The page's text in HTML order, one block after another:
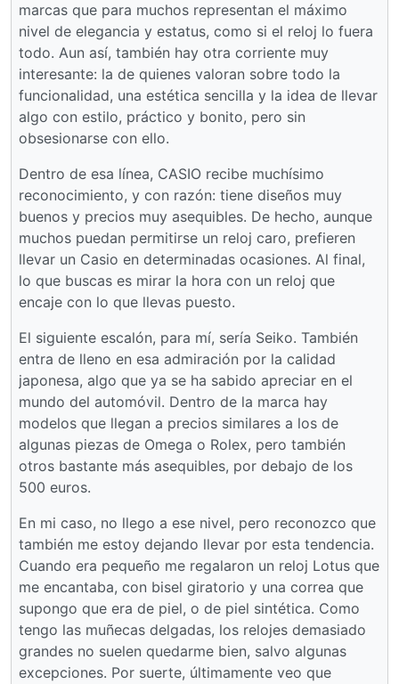
marcas que para muchos representan el máximo
nivel de elegancia y estatus, como si el reloj lo fuera
todo. Aun así, también hay otra corriente muy
interesante: la de quienes valoran sobre todo la
funcionalidad, una estética sencilla y la idea de llevar
algo con estilo, práctico y bonito, pero sin
obsesionarse con ello.
Dentro de esa línea, CASIO recibe muchísimo
reconocimiento, y con razón: tiene diseños muy
buenos y precios muy asequibles. De hecho, aunque
muchos puedan permitirse un reloj caro, prefieren
llevar un Casio en determinadas ocasiones. Al final,
lo que buscas es mirar la hora con un reloj que
encaje con lo que llevas puesto.
El siguiente escalón, para mí, sería Seiko. También
entra de lleno en esa admiración por la calidad
japonesa, algo que ya se ha sabido apreciar en el
mundo del automóvil. Dentro de la marca hay
modelos que llegan a precios similares a los de
algunas piezas de Omega o Rolex, pero también
otros bastante más asequibles, por debajo de los
500 euros.
En mi caso, no llego a ese nivel, pero reconozco que
también me estoy dejando llevar por esta tendencia.
Cuando era pequeño me regalaron un reloj Lotus que
me encantaba, con bisel giratorio y una correa que
supongo que era de piel, o de piel sintética. Como
tengo las muñecas delgadas, los relojes demasiado
grandes no suelen quedarme bien, salvo algunas
excepciones. Por suerte, últimamente veo que